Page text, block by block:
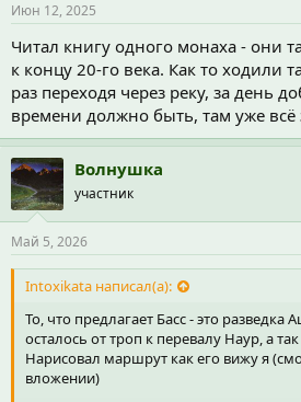
Июн 12, 2025
Читал книгу одного монаха - они
к концу 20-го века. Как то ходили
раз переходя через реку, за день
времени должно быть, там уже всё
Волнушка
участник
Май 5, 2026
Intoxikata написал(а):
То, что предлагает Басс - это разведка
осталось от троп к перевалу Наур, а
Нарисовал маршрут как его вижу я
вложении)